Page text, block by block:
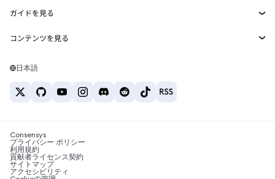
Snaps
Web3サービス
セキュリティ
サポート
キャリア
お問い合わせ
Solanaの価格
Tetherの価格
ETH→USD
USDT→INR
BTC→INR
ETH→USDT
ガイドを見る
ETHの購入
USDTの購入
SHIBの購入
BNBの購入
コンテンツを見る
Solanaウォレット
税制関連ニュース
暗号資産の購入方法は？
ビットコインを売るには？
日本語
Consensys
プライバシー ポリシー
利用規約
貢献者ライセンス契約
サイトマップ
アクセシビリティ